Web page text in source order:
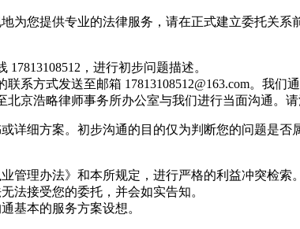
为您提供专业的法律服务，请在正式建立委托关系
，进行初步问题描述。
系方式发送至邮箱 17813108512@163.com。我们
京浩略律师事务所办公室与我们进行当面沟通。
详细方案。初步沟通的目的仅为判断您的问题是否
管理办法》和本所规定，进行严格的利益冲突检索。
法接受您的委托，并会如实告知。
基本的服务方案设想。